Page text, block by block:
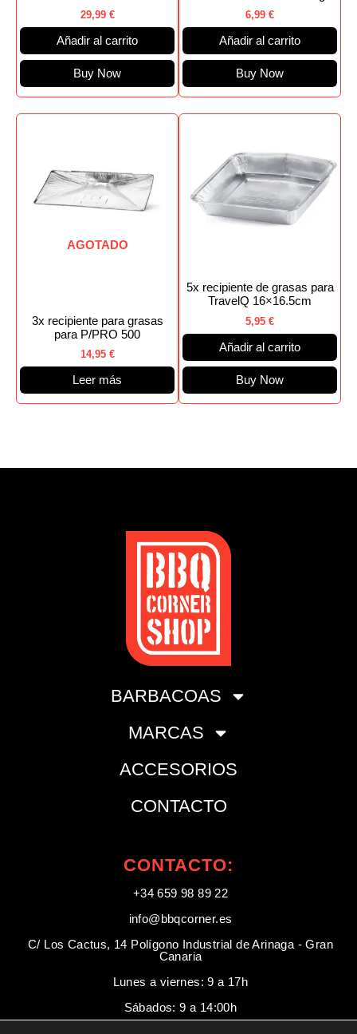
29,99 €
Añadir al carrito
Buy Now
6,99 €
Añadir al carrito
Buy Now
AGOTADO
3x recipiente para grasas
para P/PRO 500
14,95 €
Leer más
5x recipiente de grasas para
TravelQ 16×16.5cm
5,95 €
Añadir al carrito
Buy Now
BARBACOAS
MARCAS
ACCESORIOS
CONTACTO
CONTACTO:
+34 659 98 89 22
info@bbqcorner.es​
C/ Los Cactus, 14 Polígono Industrial de Arinaga - Gran
Canaria
Lunes a viernes: 9 a 17h
Sábados: 9 a 14:00h